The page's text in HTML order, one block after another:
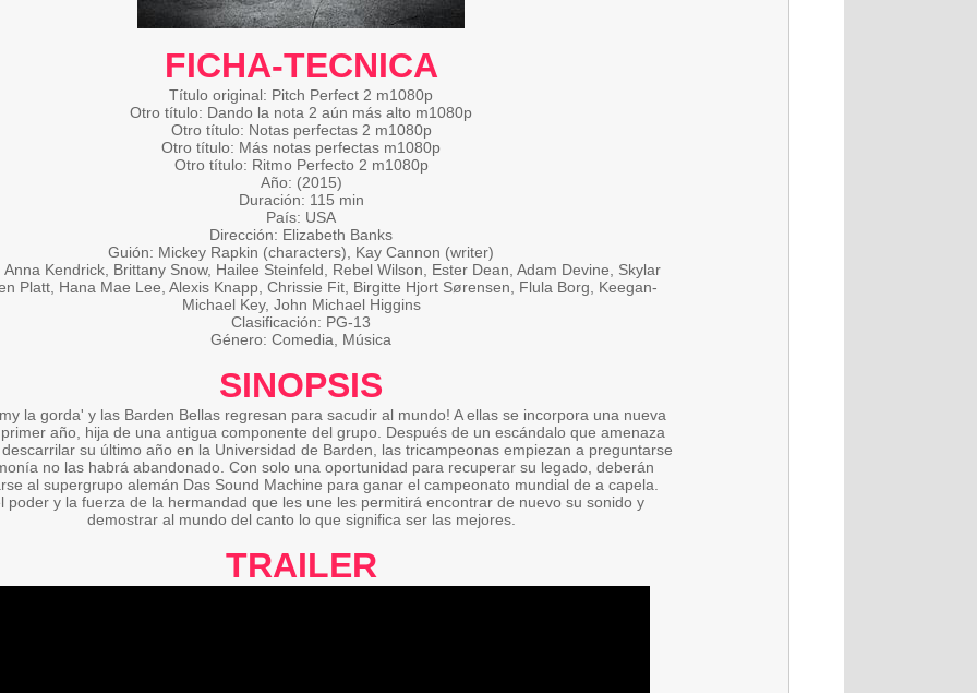
FICHA-TECNICA
Título original: Pitch Perfect 2 m1080p
Otro título: Dando la nota 2 aún más alto m1080p
Otro título: Notas perfectas 2 m1080p
Otro título: Más notas perfectas m1080p
Otro título: Ritmo Perfecto 2 m1080p
Año: (2015)
Duración: 115 min
País: USA
Dirección: Elizabeth Banks
Guión: Mickey Rapkin (characters), Kay Cannon (writer)
Anna Kendrick, Brittany Snow, Hailee Steinfeld, Rebel Wilson, Ester Dean, Adam Devine, Skylar
Platt, Hana Mae Lee, Alexis Knapp, Chrissie Fit, Birgitte Hjort Sørensen, Flula Borg, Keegan-
Michael Key, John Michael Higgins
Clasificación: PG-13
Género: Comedia, Música
SINOPSIS
la gorda' y las Barden Bellas regresan para sacudir al mundo! A ellas se incorpora una nueva
año, hija de una antigua componente del grupo. Después de un escándalo que amenaza
su último año en la Universidad de Barden, las tricampeonas empiezan a preguntarse
no las habrá abandonado. Con solo una oportunidad para recuperar su legado, deberán
al supergrupo alemán Das Sound Machine para ganar el campeonato mundial de a capela.
poder y la fuerza de la hermandad que les une les permitirá encontrar de nuevo su sonido y
demostrar al mundo del canto lo que significa ser las mejores.
TRAILER